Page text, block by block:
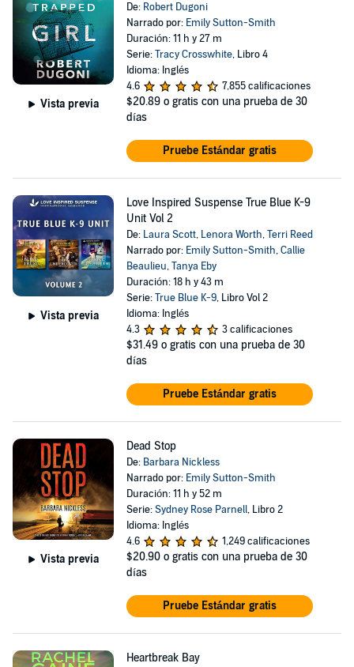
Vista previa
De: Robert Dugoni
Narrado por: Emily Sutton-Smith
Duración: 11 h y 27 m
Serie:Tracy Crosswhite, Libro 4
Idioma: Inglés
4.6
7,855 calificaciones
$20.89 o gratis con una prueba de 30
días
Pruebe Estándar gratis
Vista previa
Love Inspired Suspense True Blue K-9
Unit Vol 2
De: Laura Scott, Lenora Worth,Terri Reed
Narrado por: Emily Sutton-Smith,Callie
Beaulieu,Tanya Eby
Duración: 18 h y 43 m
Serie:True Blue K-9, Libro Vol 2
Idioma: Inglés
4.3
3 calificaciones
$31.49 o gratis con una prueba de 30
días
Pruebe Estándar gratis
Vista previa
Dead Stop
De: Barbara Nickless
Narrado por: Emily Sutton-Smith
Duración: 11 h y 52 m
Serie:Sydney Rose Parnell, Libro 2
Idioma: Inglés
4.6
1,249 calificaciones
$20.90 o gratis con una prueba de 30
días
Pruebe Estándar gratis
Heartbreak Bay